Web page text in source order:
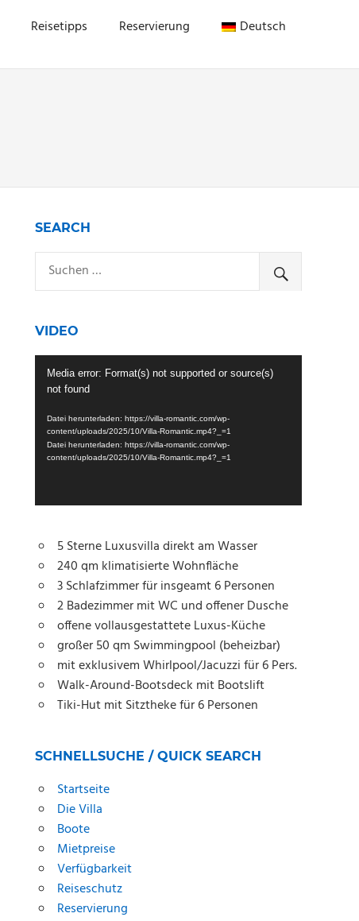
Reisetipps Reservierung Deutsch
SEARCH
VIDEO
Video-
Player
Media error: Format(s) not supported or source(s)
not found
Datei herunterladen: https://villa-romantic.com/wp-
content/uploads/2025/10/Villa-Romantic.mp4?_=1
Datei herunterladen: https://villa-romantic.com/wp-
content/uploads/2025/10/Villa-Romantic.mp4?_=1
5 Sterne Luxusvilla direkt am Wasser
240 qm klimatisierte Wohnfläche
3 Schlafzimmer für insgeamt 6 Personen
2 Badezimmer mit WC und offener Dusche
offene vollausgestattete Luxus-Küche
großer 50 qm Swimmingpool (beheizbar)
mit exklusivem Whirlpool/Jacuzzi für 6 Pers.
Walk-Around-Bootsdeck mit Bootslift
Tiki-Hutmit Sitztheke für 6 Personen
SCHNELLSUCHE / QUICK SEARCH
Startseite
Die Villa
Boote
Mietpreise
Verfügbarkeit
Reiseschutz
Reservierung